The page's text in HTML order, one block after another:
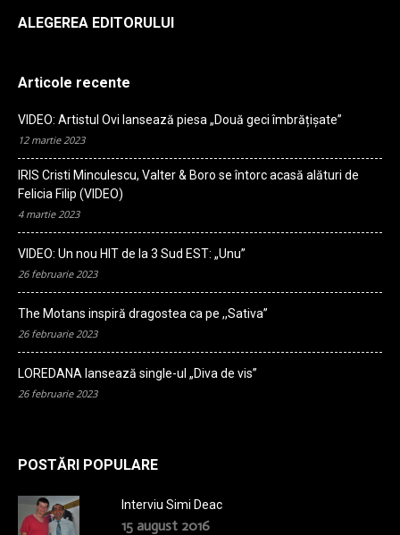
ALEGEREA EDITORULUI
Articole recente
VIDEO: Artistul Ovi lansează piesa „Două geci îmbrățișate”
12 martie 2023
IRIS Cristi Minculescu, Valter & Boro se întorc acasă alături de
Felicia Filip (VIDEO)
4 martie 2023
VIDEO: Un nou HIT de la 3 Sud EST: „Unu”
26 februarie 2023
The Motans inspiră dragostea ca pe ,,Sativa”
26 februarie 2023
LOREDANA lansează single-ul „Diva de vis”
26 februarie 2023
POSTĂRI POPULARE
Interviu Simi Deac
15 august 2016